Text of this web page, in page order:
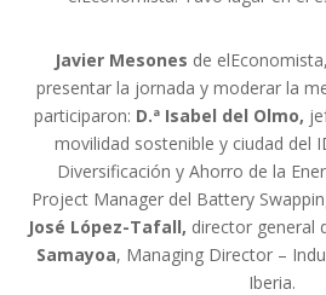
Javier Mesones de
presentar la jornada y moderar la
participaron: D.ª Isabel del Olmo,
movilidad sostenible y ciudad del
Diversificación y Ahorro de la
Project Manager del Battery
José López-Tafall, director general
Samayoa, Managing Director –
Iberia.